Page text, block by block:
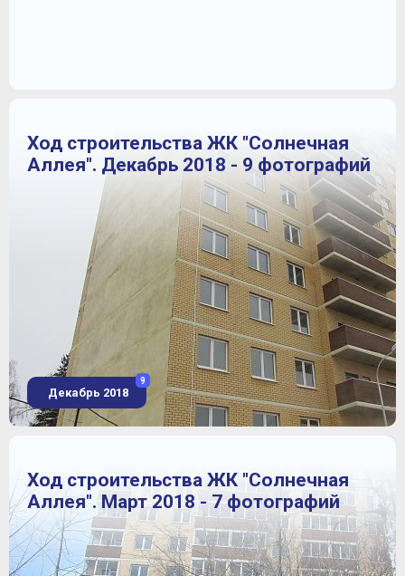
Ход строительства ЖК "Солнечная
Аллея". Декабрь 2018 - 9 фотографий
Декабрь 2018
9
Ход строительства ЖК "Солнечная
Аллея". Март 2018 - 7 фотографий